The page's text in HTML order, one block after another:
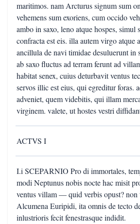
maritimos. nam Arcturus signum sum
vehemens sum exoriens, cum occido
ambo in saxo, leno atque hospes, simul
confracta est eis. illa autem virgo atque
ancillula de navi timidae desuluerunt in
ab saxo fluctus ad terram ferunt ad
habitat senex, cuius deturbavit ventus
servos illic est eius, qui egreditur foras.
adveniet, quem videbitis, qui illam
virginem. valete, ut hostes vestri
ACTVS I
I.i SCEPARNIO Pro di immortales,
modi Neptunus nobis nocte hac misit
ventus villam — quid verbis opust? non
Alcumena Euripidi, ita omnis de tecto
inlustrioris fecit fenestrasque indidit.